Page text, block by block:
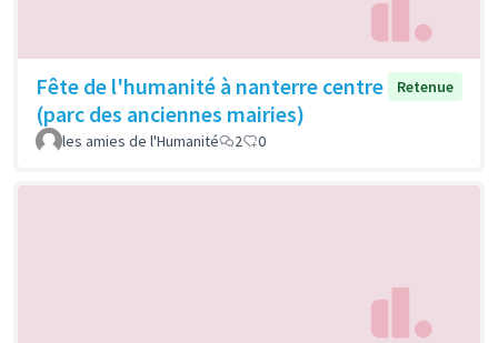
Fête de l'humanité à nanterre centre
(parc des anciennes mairies)
Retenue
les amies de l'Humanité 2 0